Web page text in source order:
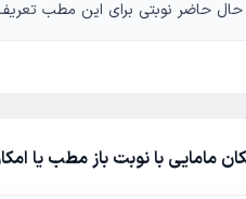
حال حاضر نوبتی برای این مطب
مامایی با نوبت باز مطب یا